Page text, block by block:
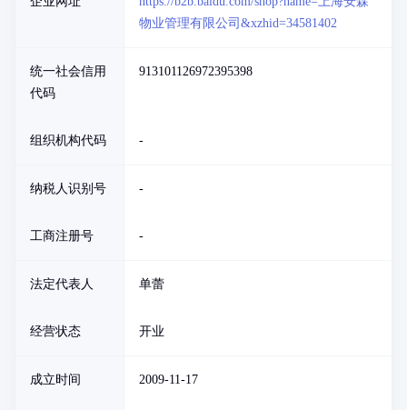
物业管理有限公司&xzhid=34581402
统一社会信用
代码
913101126972395398
组织机构代码 -
纳税人识别号 -
工商注册号 -
法定代表人 单蕾
经营状态 开业
成立时间 2009-11-17